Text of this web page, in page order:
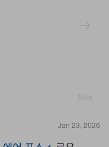
Jan 23, 2026